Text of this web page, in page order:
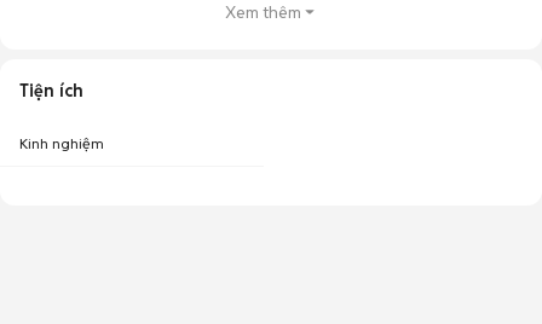
Xem thêm
Tiện ích
Kinh nghiệm